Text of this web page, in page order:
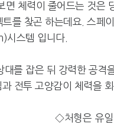
면 체력이 줄어드는 것은
를 찾곤 하는데요. 스페
시스템 입니다.
를 잡은 뒤 강력한 공격
전투 고양감이 체력을
◇처형은 유